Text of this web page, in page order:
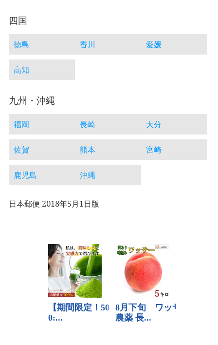
四国
徳島 香川 愛媛
高知
九州・沖縄
福岡 長崎 大分
佐賀 熊本 宮崎
鹿児島 沖縄
日本郵便 2018年5月1日版